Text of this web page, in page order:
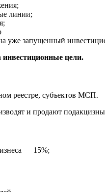
линии;
уже запущенный
инвестиционные цели.
реестре, субъектов МСП.
и продают
— 15%;